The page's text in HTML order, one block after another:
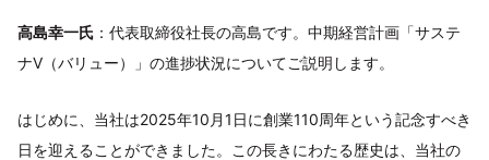
高島幸一氏 ：代表取締役社長の高島です。中期経営計画「サステ
ナV（バリュー）」の進捗状況についてご説明します。
はじめに、当社は2025年10月1日に創業110周年という記念すべき
日を迎えることができました。この長きにわたる歴史は、当社の